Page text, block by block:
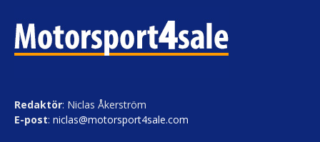
Redaktör: Niclas Åkerström
E-post: niclas@motorsport4sale.com